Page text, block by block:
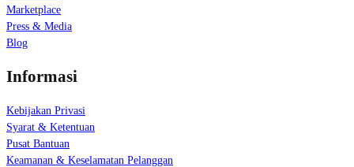
Marketplace
Press & Media
Blog
Informasi
Kebijakan Privasi
Syarat & Ketentuan
Pusat Bantuan
Keamanan & Keselamatan Pelanggan